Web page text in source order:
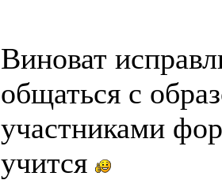
Виноват
общаться с
участниками
учится